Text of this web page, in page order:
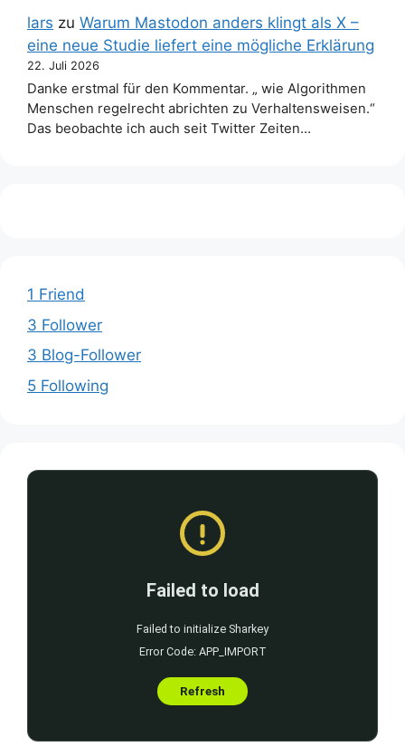
lars zu Warum Mastodon anders klingt als X –
eine neue Studie liefert eine mögliche Erklärung
22. Juli 2026
Danke erstmal für den Kommentar. „ wie Algorithmen
Menschen regelrecht abrichten zu Verhaltensweisen.“
Das beobachte ich auch seit Twitter Zeiten…
1 Friend
3 Follower
3 Blog-Follower
5 Following